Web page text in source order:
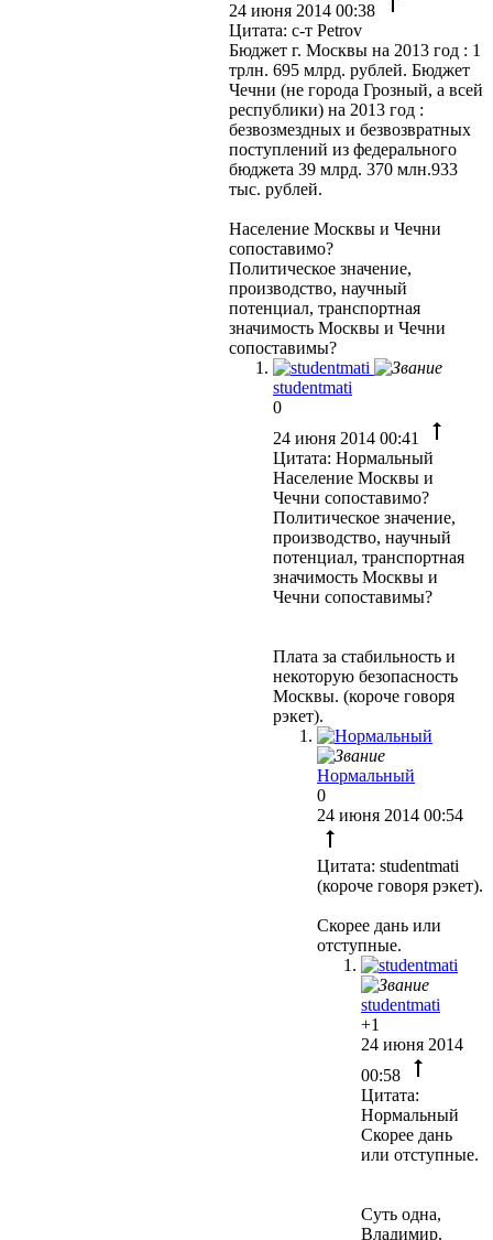
24 июня 2014 00:38
Цитата: с-т Petrov
Бюджет г. Москвы на 2013 год : 1
трлн. 695 млрд. рублей. Бюджет
Чечни (не города Грозный, а всей
республики) на 2013 год :
безвозмездных и безвозвратных
поступлений из федерального
бюджета 39 млрд. 370 млн.933
тыс. рублей.
Население Москвы и Чечни
сопоставимо?
Политическое значение,
производство, научный
потенциал, транспортная
значимость Москвы и Чечни
сопоставимы?
studentmati
0
24 июня 2014 00:41
Цитата: Нормальный
Население Москвы и
Чечни сопоставимо?
Политическое значение,
производство, научный
потенциал, транспортная
значимость Москвы и
Чечни сопоставимы?
Плата за стабильность и
некоторую безопасность
Москвы. (короче говоря
рэкет).
Нормальный
0
24 июня 2014 00:54
Цитата: studentmati
(короче говоря рэкет).
Скорее дань или
отступные.
studentmati
+1
24 июня 2014
00:58
Цитата:
Нормальный
Скорее дань
или отступные.
Суть одна,
Владимир.